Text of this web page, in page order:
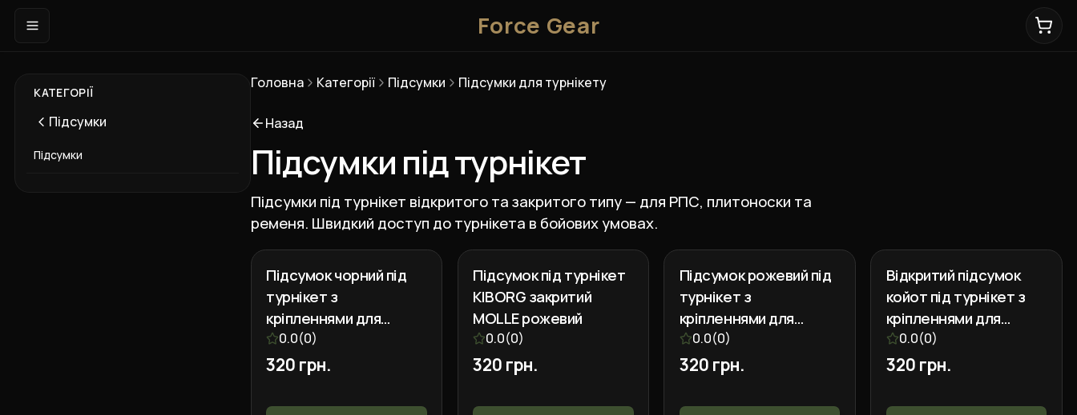
Force Gear
КАТЕГОРІЇ
Підсумки
Підсумки
Головна Категорії Підсумки Підсумки для турнікету
Назад
Підсумки під турнікет
Підсумки під турнікет відкритого та закритого типу — для РПС, плитоноски та
ременя. Швидкий доступ до турнікета в бойових умовах.
Підсумок чорний під
турнікет з
кріпленнями для
ножиць та маркера
0.0(0)
320 грн.
Підсумок під турнікет
KIBORG закритий
MOLLE рожевий
0.0(0)
320 грн.
Підсумок рожевий під
турнікет з
кріпленнями для
ножиць та маркера
0.0(0)
320 грн.
Відкритий підсумок
койот під турнікет з
кріпленнями для
ножиць та маркера
0.0(0)
320 грн.